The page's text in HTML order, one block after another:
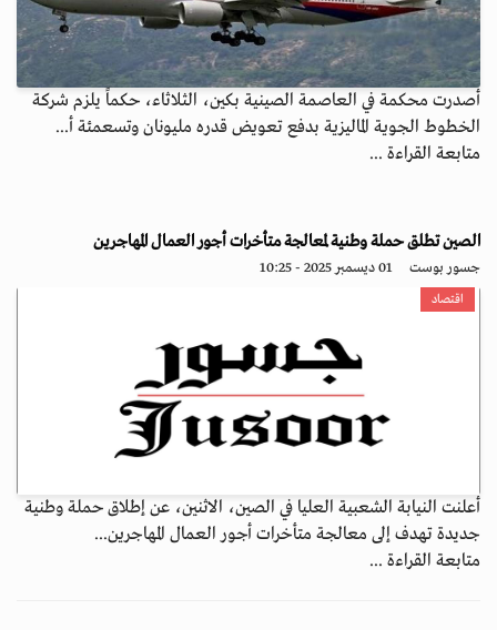
أصدرت محكمة في العاصمة الصينية بكين، الثلاثاء، حكماً يلزم شركة
الخطوط الجوية الماليزية بدفع تعويض قدره مليونان وتسعمئة أ...
متابعة القراءة ...
الصين تطلق حملة وطنية لمعالجة متأخرات أجور العمال المهاجرين
جسور بوست 01 ديسمبر 2025 - 10:25
اقتصاد
أعلنت النيابة الشعبية العليا في الصين، الاثنين، عن إطلاق حملة وطنية
جديدة تهدف إلى معالجة متأخرات أجور العمال المهاجرين...
متابعة القراءة ...